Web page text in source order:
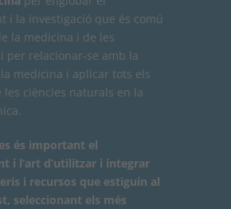
i la investigació que és comú
la medicina i de les
per relacionar-se amb la
medicina i aplicar tots els
ciències naturals en la
és important el
i l’art d’utilitzar i integrar
i recursos que estiguin al
seleccionant els més